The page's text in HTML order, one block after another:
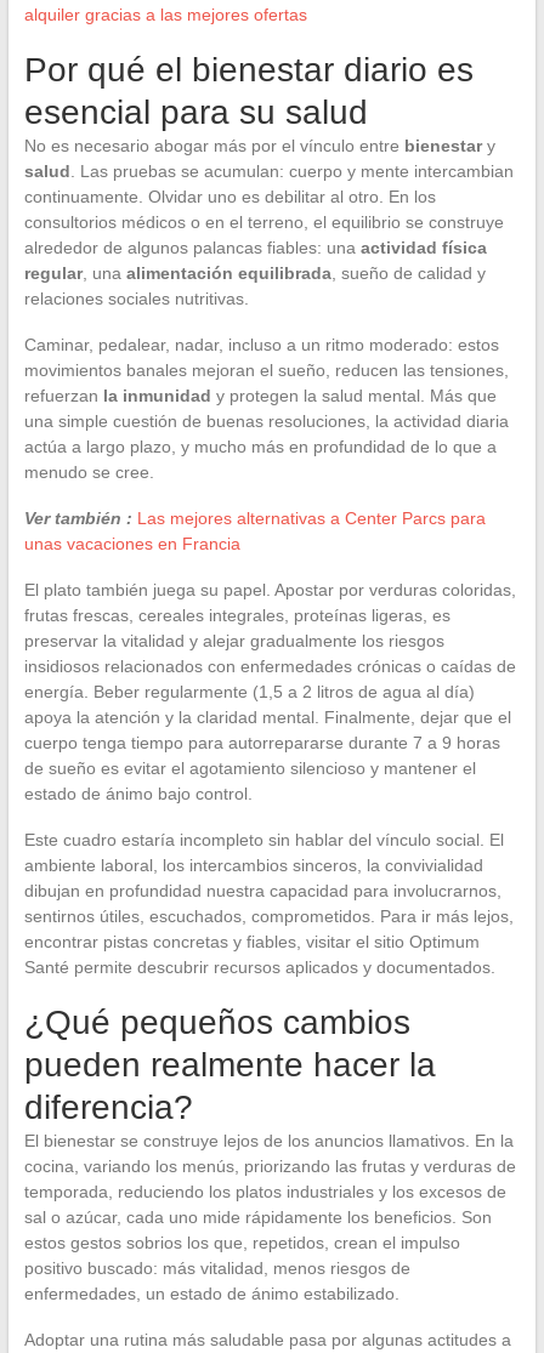
alquiler gracias a las mejores ofertas
Por qué el bienestar diario es
esencial para su salud
No es necesario abogar más por el vínculo entre bienestary
salud . Las pruebas se acumulan: cuerpo y mente intercambian
continuamente. Olvidar uno es debilitar al otro. En los
consultorios médicos o en el terreno, el equilibrio se construye
alrededor de algunos palancas fiables: una actividad física
regular, una alimentación equilibrada, sueño de calidad y
relaciones sociales nutritivas.
Caminar, pedalear, nadar, incluso a un ritmo moderado: estos
movimientos banales mejoran el sueño, reducen las tensiones,
refuerzan la inmunidad y protegen la salud mental. Más que
una simple cuestión de buenas resoluciones, la actividad diaria
actúa a largo plazo, y mucho más en profundidad de lo que a
menudo se cree.
Ver también : Las mejores alternativas a Center Parcs para
unas vacaciones en Francia
El plato también juega su papel. Apostar por verduras coloridas,
frutas frescas, cereales integrales, proteínas ligeras, es
preservar la vitalidad y alejar gradualmente los riesgos
insidiosos relacionados con enfermedades crónicas o caídas de
energía. Beber regularmente (1,5 a 2 litros de agua al día)
apoya la atención y la claridad mental. Finalmente, dejar que el
cuerpo tenga tiempo para autorrepararse durante 7 a 9 horas
de sueño es evitar el agotamiento silencioso y mantener el
estado de ánimo bajo control.
Este cuadro estaría incompleto sin hablar del vínculo social. El
ambiente laboral, los intercambios sinceros, la convivialidad
dibujan en profundidad nuestra capacidad para involucrarnos,
sentirnos útiles, escuchados, comprometidos. Para ir más lejos,
encontrar pistas concretas y fiables, visitar el sitio Optimum
Santé permite descubrir recursos aplicados y documentados.
¿Qué pequeños cambios
pueden realmente hacer la
diferencia?
El bienestar se construye lejos de los anuncios llamativos. En la
cocina, variando los menús, priorizando las frutas y verduras de
temporada, reduciendo los platos industriales y los excesos de
sal o azúcar, cada uno mide rápidamente los beneficios. Son
estos gestos sobrios los que, repetidos, crean el impulso
positivo buscado: más vitalidad, menos riesgos de
enfermedades, un estado de ánimo estabilizado.
Adoptar una rutina más saludable pasa por algunas actitudes a